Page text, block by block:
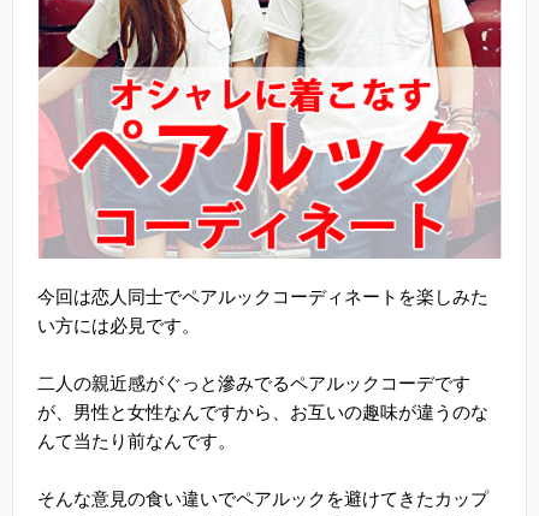
今回は恋人同士でペアルックコーディネートを楽しみた
い方には必見です。
二人の親近感がぐっと滲みでるペアルックコーデです
が、男性と女性なんですから、お互いの趣味が違うのな
んて当たり前なんです。
そんな意見の食い違いでペアルックを避けてきたカップ